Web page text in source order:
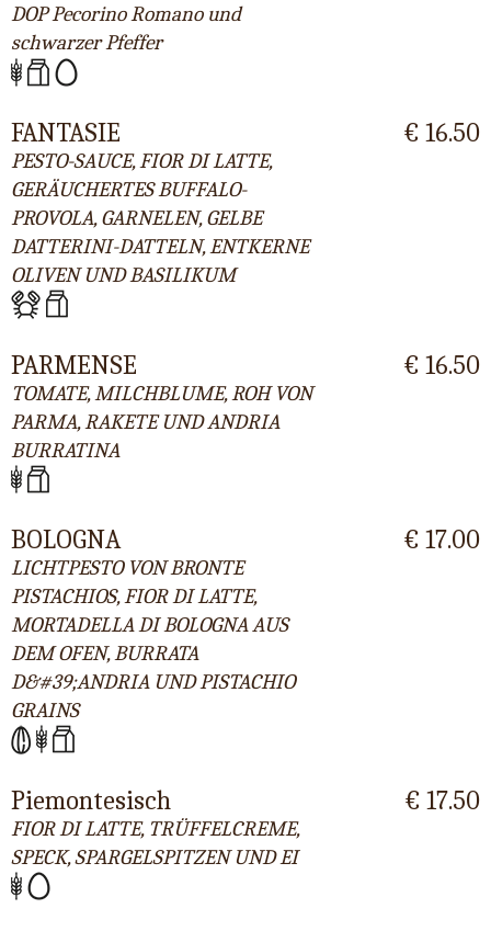
DOP Pecorino Romano und
schwarzer Pfeffer
FANTASIE
PESTO-SAUCE, FIOR DI LATTE,
GERÄUCHERTES BUFFALO-
PROVOLA, GARNELEN, GELBE
DATTERINI-DATTELN, ENTKERNE
OLIVEN UND BASILIKUM
€ 16.50
PARMENSE
TOMATE, MILCHBLUME, ROH VON
PARMA, RAKETE UND ANDRIA
BURRATINA
€ 16.50
BOLOGNA
LICHTPESTO VON BRONTE
PISTACHIOS, FIOR DI LATTE,
MORTADELLA DI BOLOGNA AUS
DEM OFEN, BURRATA
D&#39;ANDRIA UND PISTACHIO
GRAINS
€ 17.00
Piemontesisch
FIOR DI LATTE, TRÜFFELCREME,
SPECK, SPARGELSPITZEN UND EI
€ 17.50